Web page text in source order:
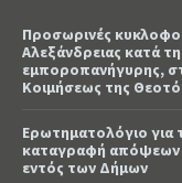
Προσωρινές
Αλεξάνδρειας κατά
εμποροπανήγυρης,
Κοιμήσεως της
Ερωτηματολόγιο για
καταγραφή απόψεων
εντός των Δήμων